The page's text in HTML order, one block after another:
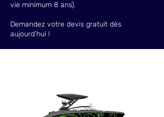
vie minimum 8 ans).
Demandez votre devis gratuit dès
aujourd’hui !